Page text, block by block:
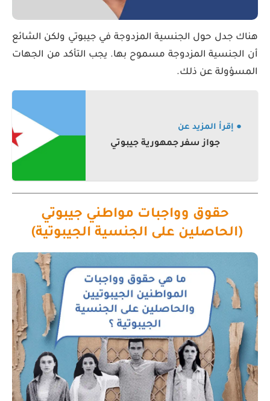
هناك جدل حول الجنسية المزدوجة في جيبوتي ولكن الشائع
أن الجنسية المزدوجة مسموح بها. يجب التأكد من الجهات
المسؤولة عن ذلك.
● إقرأ المزيد عن
جواز سفر جمهورية جيبوتي
حقوق وواجبات مواطني جيبوتي
(الحاصلين على الجنسية الجيبوتية)